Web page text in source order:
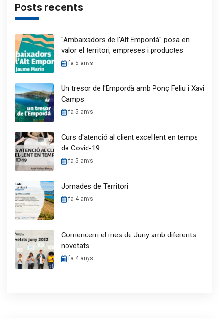
Posts recents
"Ambaixadors de l'Alt Empordà" posa en
valor el territori, empreses i productes
fa 5 anys
Un tresor de l'Empordà amb Ponç Feliu i Xavi
Camps
fa 5 anys
Curs d'atenció al client excel·lent en temps
de Covid-19
fa 5 anys
Jornades de Territori
fa 4 anys
Comencem el mes de Juny amb diferents
novetats
fa 4 anys